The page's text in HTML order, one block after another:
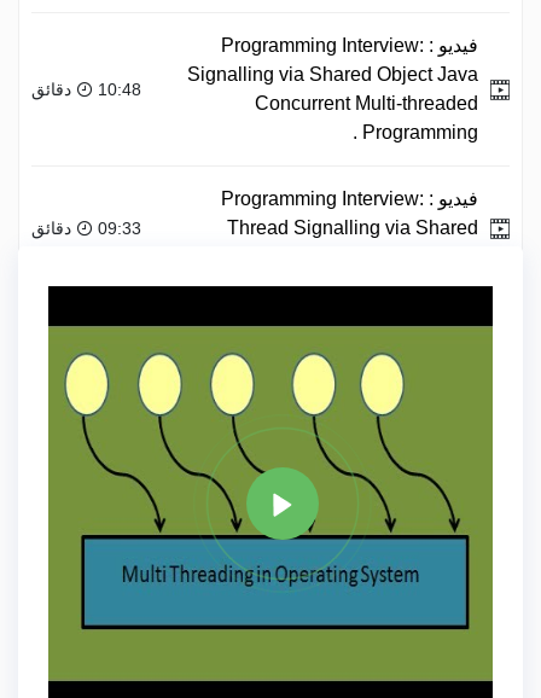
فيديو : Programming Interview:
Signalling via Shared Object Java
Concurrent Multi-threaded
Programming .
10:48 دقائق
فيديو : Programming Interview:
Thread Signalling via Shared
09:33 دقائق
مشاركة